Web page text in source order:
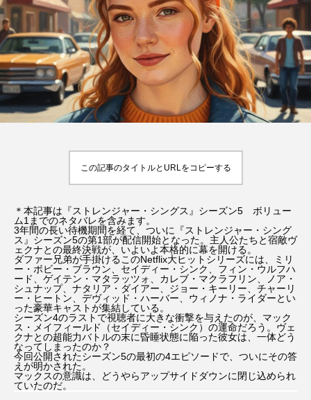
ている風」の毎日』
Rooney
2026.08.07
パリの撮影地、見れる
場所、聖地巡礼のコツ
2026.01.31
TAG LIST
jkローリング Netflix Return to My Blue
SUPER 8／スーパーエイト
Wicked: For Good（ウィキッド：フォー・グッド）
Words Breathe Life アニャ・テイラー＝ジョイ
アバター:ファイヤー・アンド・アッシュ
アベンジャーズ：ドゥームズデイ
この記事のタイトルとURLをコピーする
＊本記事は『ストレンジャー・シングス』シーズン5 ボリュー
ム1までのネタバレを含みます。
3年間の長い待機期間を経て、ついに『ストレンジャー・シング
ス』シーズン5の第1部が配信開始となった。主人公たちと宿敵ヴ
ェクナとの最終決戦が、いよいよ本格的に幕を開ける。
ダファー兄弟が手掛けるこのNetflix大ヒットシリーズには、ミリ
ー・ボビー・ブラウン、セイディー・シンク、フィン・ウルフハ
ード、ゲイテン・マタラッツォ、カレブ・マクラフリン、ノア・
シュナップ、ナタリア・ダイアー、ジョー・キーリー、チャーリ
ー・ヒートン、デヴィッド・ハーバー、ウィノナ・ライダーとい
った豪華キャストが集結している。
シーズン4のラストで視聴者に大きな衝撃を与えたのが、マック
ス・メイフィールド（セイディー・シンク）の運命だろう。ヴェ
クナとの超能力バトルの末に昏睡状態に陥った彼女は、一体どう
なってしまったのか？
今回公開されたシーズン5の最初の4エピソードで、ついにその答
えが明かされた。
マックスの意識は、どうやらアップサイドダウンに閉じ込められ
ていたのだ。